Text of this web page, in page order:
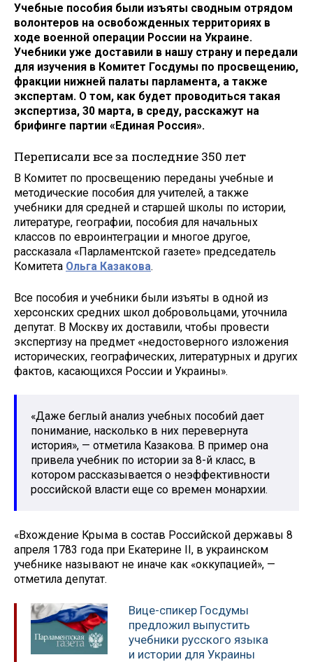
Учебные пособия были изъяты сводным отрядом
волонтеров на освобожденных территориях в
ходе военной операции России на Украине.
Учебники уже доставили в нашу страну и передали
для изучения в Комитет Госдумы по просвещению,
фракции нижней палаты парламента, а также
экспертам. О том, как будет проводиться такая
экспертиза, 30 марта, в среду, расскажут на
брифинге партии «Единая Россия».
Переписали все за последние 350 лет
В Комитет по просвещению переданы учебные и
методические пособия для учителей, а также
учебники для средней и старшей школы по истории,
литературе, географии, пособия для начальных
классов по евроинтеграции и многое другое,
рассказала «Парламентской газете» председатель
Комитета Ольга Казакова.
Все пособия и учебники были изъяты в одной из
херсонских средних школ добровольцами, уточнила
депутат. В Москву их доставили, чтобы провести
экспертизу на предмет «недостоверного изложения
исторических, географических, литературных и других
фактов, касающихся России и Украины».
«Даже беглый анализ учебных пособий дает
понимание, насколько в них перевернута
история», — отметила Казакова. В пример она
привела учебник по истории за 8-й класс, в
котором рассказывается о неэффективности
российской власти еще со времен монархии.
«Вхождение Крыма в состав Российской державы 8
апреля 1783 года при Екатерине II, в украинском
учебнике называют не иначе как «оккупацией», —
отметила депутат.
Вице-спикер Госдумы
предложил выпустить
учебники русского языка
и истории для Украины